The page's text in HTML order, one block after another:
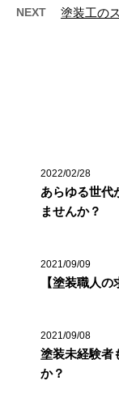
NEXT 塗装工の
2022/02/28
あらゆる世代
ませんか？
2021/09/09
【塗装職人
2021/09/08
塗装未経験者
か？